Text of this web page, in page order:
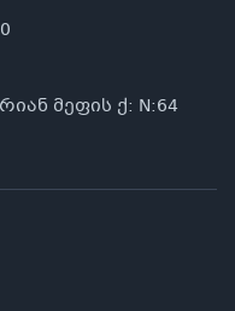
მეფის ქ: N:64